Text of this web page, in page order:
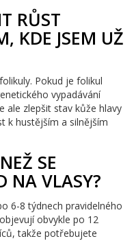
RŮST
KDE JSEM UŽ
Pokud je folikul
vypadávání
ale zlepšit stav kůže hlavy
k hustějším a silnějším
SE
NA VLASY?
6-8 týdnech pravidelného
obvykle po 12
takže potřebujete